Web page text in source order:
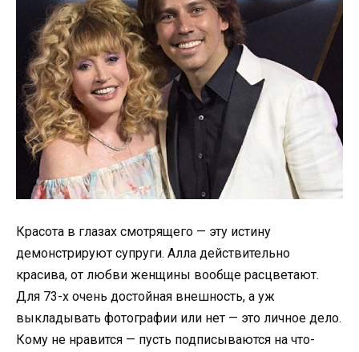
Красота в глазах смотрящего — эту истину
демонстрируют супруги. Алла действительно
красива, от любви женщины вообще расцветают.
Для 73-х очень достойная внешность, а уж
выкладывать фотографии или нет — это личное дело.
Кому не нравится — пусть подписываются на что-